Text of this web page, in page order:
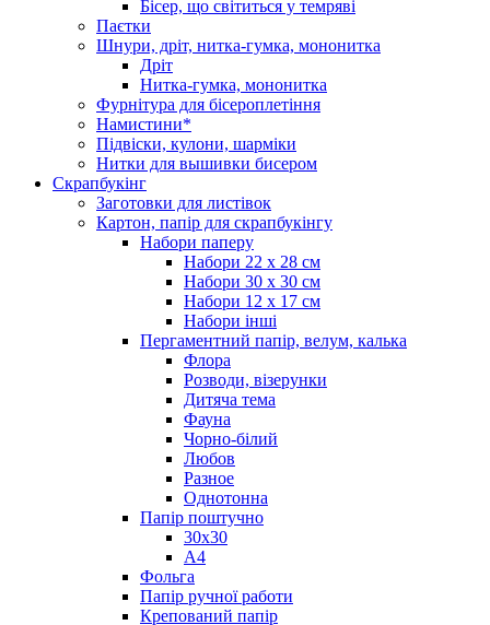
Бісер, що світиться у темряві
Паєтки
Шнури, дріт, нитка-гумка, мононитка
Дріт
Нитка-гумка, мононитка
Фурнітура для бісероплетіння
Намистини*
Підвіски, кулони, шарміки
Нитки для вышивки бисером
Скрапбукінг
Заготовки для листівок
Картон, папір для скрапбукінгу
Набори паперу
Набори 22 х 28 см
Набори 30 х 30 см
Набори 12 х 17 см
Набори інші
Пергаментний папір, велум, калька
Флора
Розводи, візерунки
Дитяча тема
Фауна
Чорно-білий
Любов
Разное
Однотонна
Папір поштучно
30х30
А4
Фольга
Папір ручної работи
Крепований папір